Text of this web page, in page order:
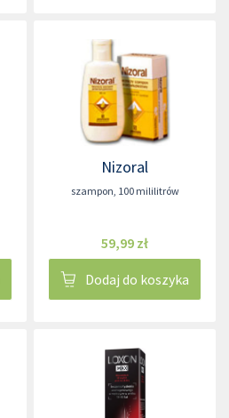
Nizoral
szampon, 100 mililitrów
59,99 zł
Dodaj do koszyka